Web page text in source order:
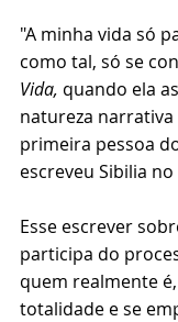
"A minha vida só
como tal, só se
Vida, quando ela
natureza narrativa
primeira pessoa
escreveu Sibilia
Esse escrever
participa do
quem realmente
totalidade e se